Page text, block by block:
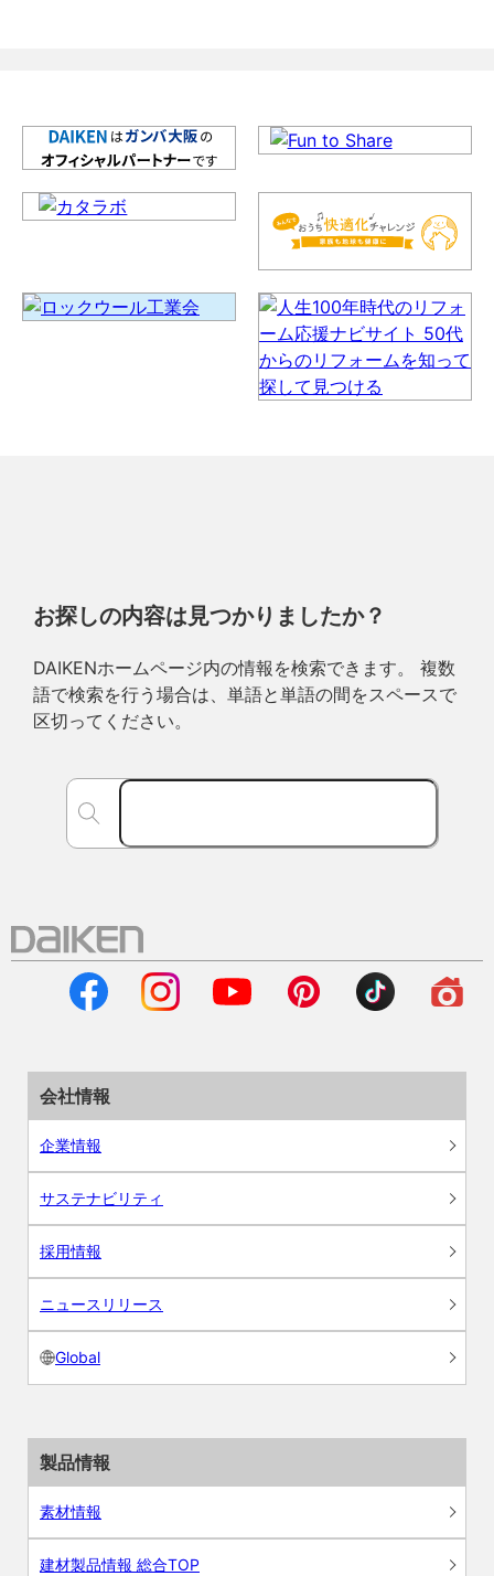
お探しの内容は見つかりましたか？
DAIKENホームページ内の情報を検索できます。 複数
語で検索を行う場合は、単語と単語の間をスペースで
区切ってください。
会社情報
企業情報
サステナビリティ
採用情報
ニュースリリース
Global
製品情報
素材情報
建材製品情報 総合TOP